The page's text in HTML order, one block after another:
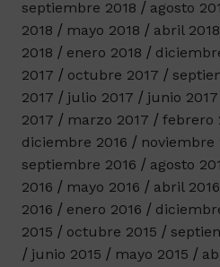
septiembre 2018
agosto
2018
mayo 2018 abril 2018
2018
enero 2018
2017
octubre 2017
2017
julio 2017 junio 2017
2017
marzo 2017 febrero
diciembre 2016
noviembre
septiembre 2016
agosto
2016
mayo 2016 abril 2016
2016
enero 2016
2015
octubre 2015
junio 2015
mayo 2015